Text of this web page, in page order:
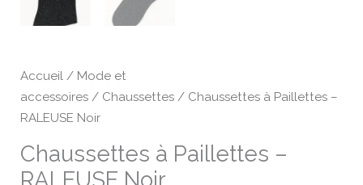
Accueil / Mode et
accessoires / Chaussettes / Chaussettes à Paillettes –
RALEUSE Noir
Chaussettes à Paillettes –
RALEUSE Noir